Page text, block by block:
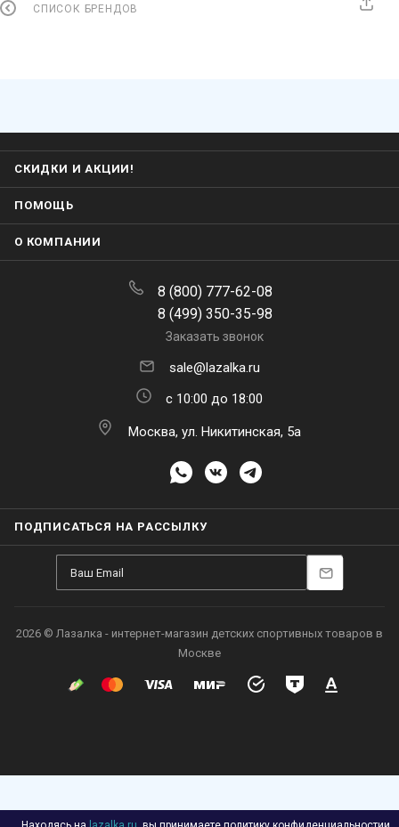
СПИСОК БРЕНДОВ
СКИДКИ И АКЦИИ!
ПОМОЩЬ
О КОМПАНИИ
8 (800) 777-62-08
8 (499) 350-35-98
Заказать звонок
sale@lazalka.ru
с 10:00 до 18:00
Москва, ул. Никитинская, 5а
ПОДПИСАТЬСЯ НА РАССЫЛКУ
2026 © Лазалка - интернет-магазин детских спортивных товаров в
Москве